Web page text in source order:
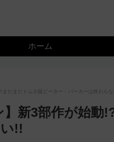
ホーム
まだまだトムホ版ピーター・パーカーは終わら
】新3部作が始
!!